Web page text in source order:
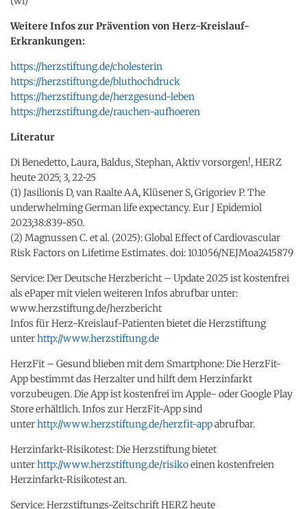
Weitere Infos zur Prävention von Herz-Kreislauf-
Erkrankungen:
https://herzstiftung.de/cholesterin
https://herzstiftung.de/bluthochdruck
https://herzstiftung.de/herzgesund-leben
https://herzstiftung.de/rauchen-aufhoeren
Literatur
Di Benedetto, Laura, Baldus, Stephan, Aktiv vorsorgen!, HERZ
heute 2025; 3, 22-25
(1) Jasilionis D, van Raalte AA, Klüsener S, Grigoriev P. The
underwhelming German life expectancy. Eur J Epidemiol
2023;38:839-850.
(2) Magnussen C. et al. (2025): Global Effect of Cardiovascular
Risk Factors on Lifetime Estimates. doi: 10.1056/NEJMoa2415879
Service: Der Deutsche Herzbericht – Update 2025 ist kostenfrei
als ePaper mit vielen weiteren Infos abrufbar unter:
www.herzstiftung.de/herzbericht
Infos für Herz-Kreislauf-Patienten bietet die Herzstiftung
unterhttp://www.herzstiftung.de
HerzFit – Gesund blieben mit dem Smartphone: Die HerzFit-
App bestimmt das Herzalter und hilft dem Herzinfarkt
vorzubeugen. Die App ist kostenfrei im Apple- oder Google Play
Store erhältlich. Infos zur HerzFit-App sind
unterhttp://www.herzstiftung.de/herzfit-appabrufbar.
Herzinfarkt-Risikotest: Die Herzstiftung bietet
unterhttp://www.herzstiftung.de/risikoeinen kostenfreien
Herzinfarkt-Risikotest an.
Service: Herzstiftungs-Zeitschrift HERZ heute